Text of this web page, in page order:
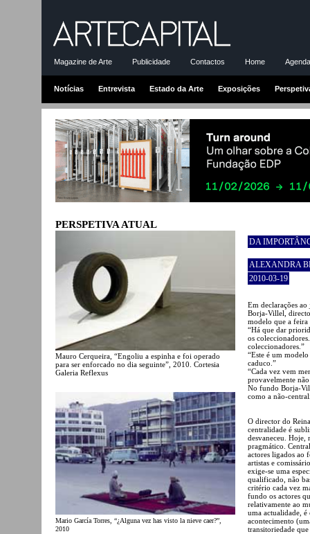
Magazine de Arte Publicidade Contactos Home
Notícias Entrevista Estado da Arte Exposições
PERSPETIVA ATUAL
Mauro Cerqueira, “Engoliu a espinha e foi operado
para ser enforcado no dia seguinte”, 2010. Cortesia
Galeria Reflexus
Mario García Torres, “¿Alguna vez has visto la nieve caer?”,
2010
DA
ALEXANDRA
2010-03-19
Em declarações
Borja-Villel,
modelo que a
“Há que dar
os
coleccionadores.”
“Este é um
caduco.”
“Cada vez vem
provavelmente
No fundo Borja-
como a não-
O director do
centralidade é
desvaneceu. Hoje,
pragmático.
actores ligados ao
artistas e
exige-se uma
qualificado, não
critério cada vez
fundo os actores
relativamente ao
uma actualidade,
acontecimento
transitoriedade